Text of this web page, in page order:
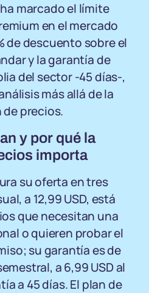
marcado el límite
en el mercado
de descuento sobre el
y la garantía de
del sector -45 días-,
más allá de la
precios.
y por qué la
importa
su oferta en tres
a 12,99 USD, está
que necesitan una
o quieren probar el
su garantía es de
a 6,99 USD al
a 45 días. El plan de